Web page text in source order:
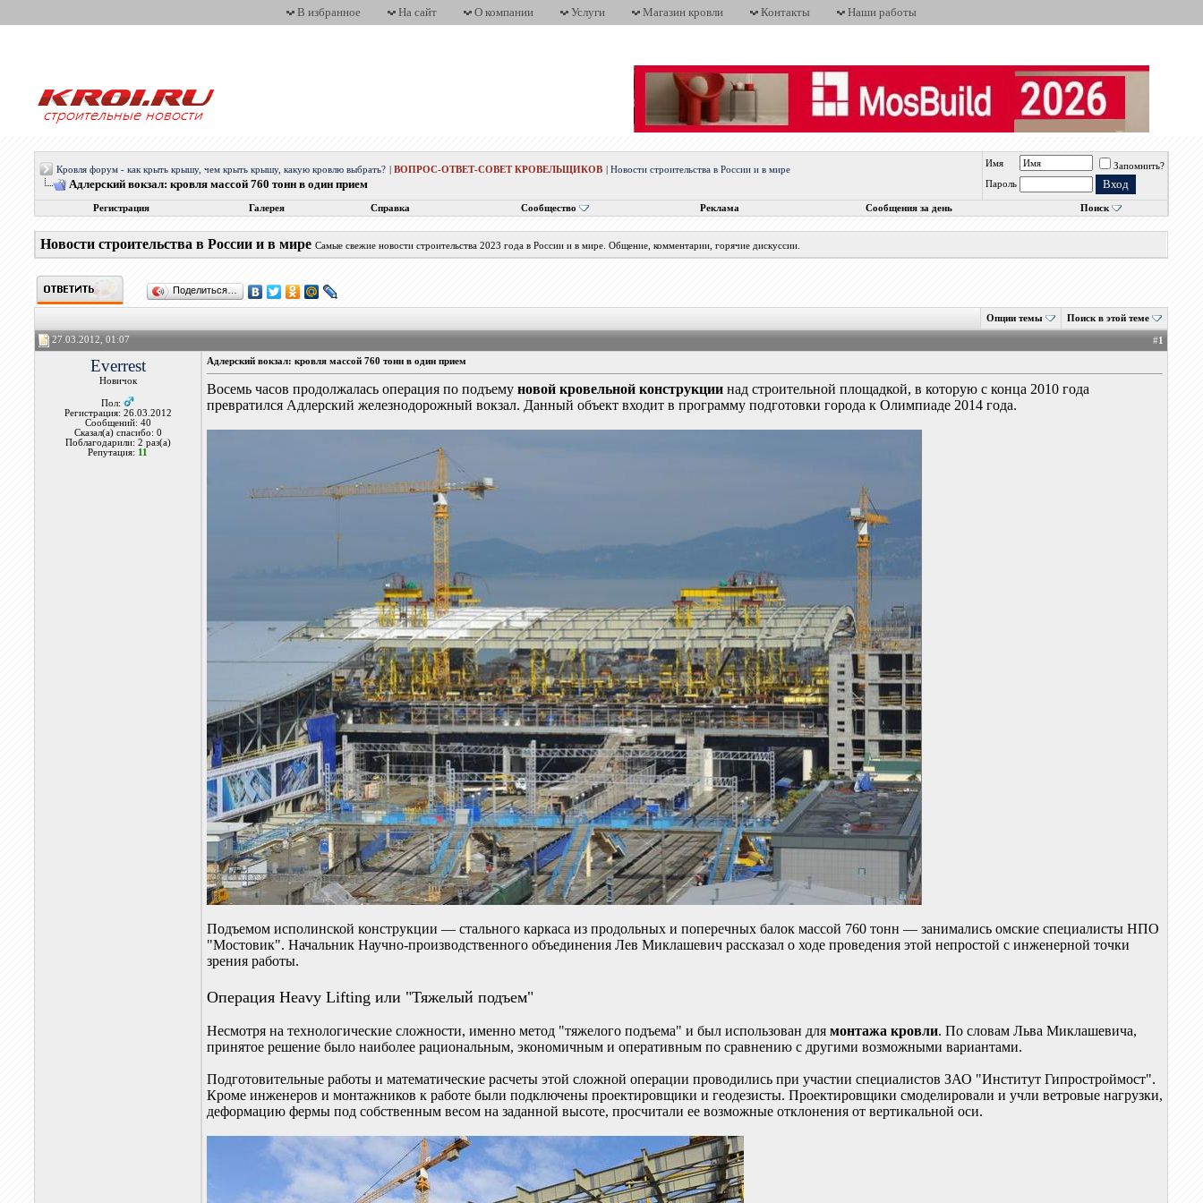
В избранное На сайт О компании Услуги Магазин кровли Контакты Наши работы
Кровля форум - как крыть крышу, чем крыть крышу, какую кровлю выбрать? |ВОПРОС-ОТВЕТ-СОВЕТ КРОВЕЛЬЩИКОВ |Новости строительства в России и в мире
Адлерский вокзал: кровля массой 760 тонн в один прием
Имя
Запомнить?
Пароль
Регистрация Галерея Справка Сообщество Реклама Сообщения за день Поиск
Новости строительства в России и в мире Самые свежие новости строительства 2023 года в России и в мире. Общение, комментарии, горячие дискуссии.
Поделиться…
Опции темы Поиск в этой теме
27.03.2012, 01:07 #1
Everrest
Новичок
Пол:
Регистрация: 26.03.2012
Сообщений: 40
Сказал(а) спасибо: 0
Поблагодарили: 2 раз(а)
Репутация: 11
Адлерский вокзал: кровля массой 760 тонн в один прием
Восемь часов продолжалась операция по подъемуновой кровельной конструкции над строительной площадкой, в которую с конца 2010 года
превратился Адлерский железнодорожный вокзал. Данный объект входит в программу подготовки города к Олимпиаде 2014 года.
Подъемом исполинской конструкции — стального каркаса из продольных и поперечных балок массой 760 тонн — занимались омские специалисты НПО
"Мостовик". Начальник Научно-производственного объединения Лев Миклашевич рассказал о ходе проведения этой непростой с инженерной точки
зрения работы.
Операция Heavy Lifting или "Тяжелый подъем"
Несмотря на технологические сложности, именно метод "тяжелого подъема" и был использован длямонтажа кровли. По словам Льва Миклашевича,
принятое решение было наиболее рациональным, экономичным и оперативным по сравнению с другими возможными вариантами.
Подготовительные работы и математические расчеты этой сложной операции проводились при участии специалистов ЗАО "Институт Гипростроймост".
Кроме инженеров и монтажников к работе были подключены проектировщики и геодезисты. Проектировщики смоделировали и учли ветровые нагрузки,
деформацию фермы под собственным весом на заданной высоте, просчитали ее возможные отклонения от вертикальной оси.